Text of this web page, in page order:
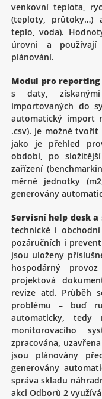
venkovní teplota,
(teploty, průtoky…)
teplo, voda).
úrovni a
plánování.
Modul pro
s daty,
importovaných do
automatický import
.csv). Je možné
jako je přehled
období, po
zařízení
měrné jednotky
generovány
Servisní help desk a
technické i
pozáručních i
jsou uloženy
hospodárný
projektová
revize atd. Průběh
problému – buď
automaticky,
monitorovacího
zpracována,
jsou plánovány
generovány
správa skladu
akci Odborů 2